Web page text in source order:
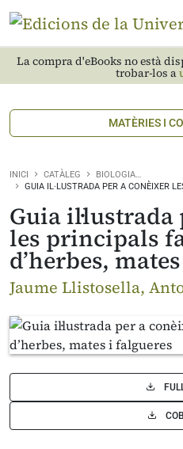
La compra d'eBooks no està
trobar-los a
MATÈRIES I
INICI CATÀLEG
BIOLOGIA…
GUIA IL·LUSTRADA PER A CONÈIXER
Guia
les principals
d’herbes,
Jaume Llistosella,